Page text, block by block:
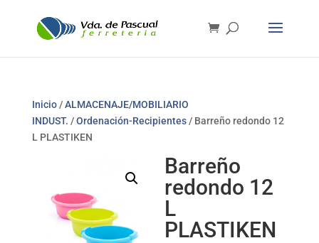
Inicio/ALMACENAJE/MOBILIARIO
INDUST. /Ordenación-Recipientes/ Barreño redondo 12
L PLASTIKEN
Barreño
redondo 12
L
PLASTIKEN